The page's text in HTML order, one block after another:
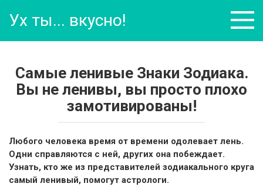
Ух ты... вкусно!
Самые ленивые Знаки Зодиака.
Вы не ленивы, вы просто плохо
замотивированы!
Любого человека время от времени одолевает лень.
Одни справляются с ней, других она побеждает.
Узнать, кто же из представителей зодиакального круга
самый ленивый, помогут астрологи.